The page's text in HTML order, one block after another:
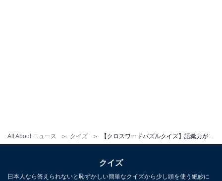
All About ニュース クイズ
クイズ
日本人なら答えられないと恥ずかしい簡単なクイズから少し頭を使う絶妙に